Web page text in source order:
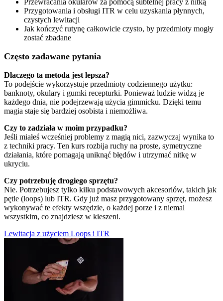
Przygotowania i obsługi ITR w celu uzyskania płynnych,
czystych lewitacji
Jak kończyć rutynę całkowicie czysto, by przedmioty mogły
zostać zbadane
Często zadawane pytania
Dlaczego ta metoda jest lepsza?
To podejście wykorzystuje przedmioty codziennego użytku:
banknoty, okulary i gumki recepturki. Ponieważ ludzie widzą je
każdego dnia, nie podejrzewają użycia gimmicku. Dzięki temu
magia staje się bardziej osobista i niemożliwa.
Czy to zadziała w moim przypadku?
Jeśli miałeś wcześniej problemy z magią nici, zazwyczaj wynika to
z techniki pracy. Ten kurs rozbija ruchy na proste, symetryczne
działania, które pomagają uniknąć błędów i utrzymać nitkę w
ukryciu.
Czy potrzebuję drogiego sprzętu?
Nie. Potrzebujesz tylko kilku podstawowych akcesoriów, takich jak
pętle (loops) lub ITR. Gdy już masz przygotowany sprzęt, możesz
wykonywać te efekty wszędzie, o każdej porze i z niemal
wszystkim, co znajdziesz w kieszeni.
Lewitacja z użyciem Loops i ITR